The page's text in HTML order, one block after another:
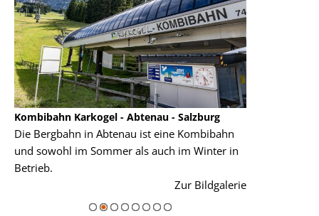
Kombibahn Karkogel - Abtenau - Salzburg
Die Bergbahn in Abtenau ist eine Kombibahn
und sowohl im Sommer als auch im Winter in
Betrieb.
Zur Bildgalerie